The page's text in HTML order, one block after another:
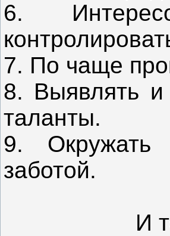
6.
7. По чаще
8. Выявлять и
таланты.
9.
заботой.
И